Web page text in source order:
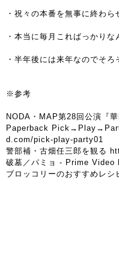
・祝々の本番を無事に終わ
・本当に毎月こればっかり
・半年後には来年なのでそ
※参考
NODA・MAP第28回公演『
Paperback
d.com/pick-play-party01
警部補・古畑任三郎を観る
破墓／パミョ - Prime Video
ブロッコリーのおすすめレシ